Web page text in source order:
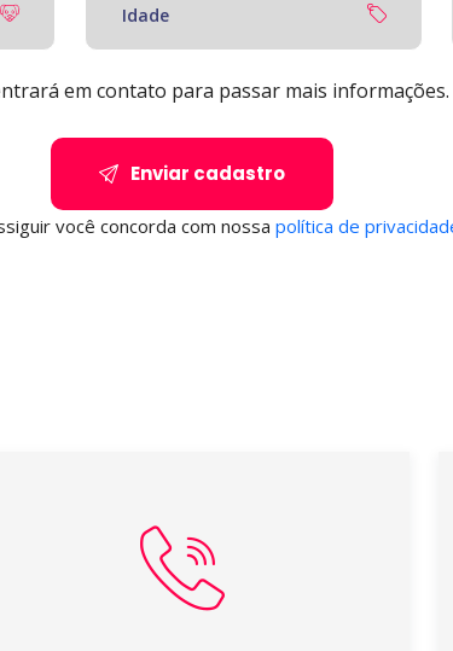
em contato para passar mais informações.
Enviar cadastro
você concorda com nossa política de